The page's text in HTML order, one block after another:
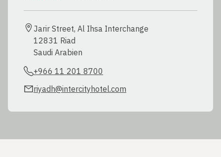
Jarir Street, Al Ihsa Interchange
12831 Riad
Saudi Arabien
+966 11 201 8700
riyadh@intercityhotel.com